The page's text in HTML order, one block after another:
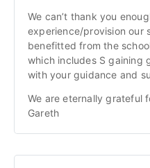
We can’t thank you
experience/provision our
benefitted from the
which includes S gaining
with your guidance and
We are eternally grateful
Gareth